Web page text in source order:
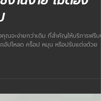
บไซต์ แต่งภาพ
งานง่าย ไม่ต้อง